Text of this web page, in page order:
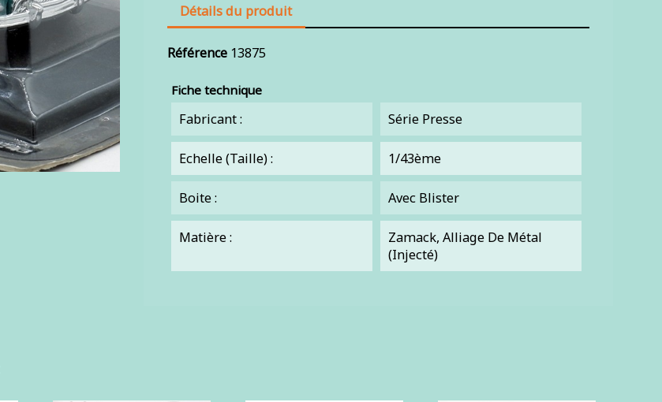
Détails du produit
Référence 13875
Fiche technique
Fabricant : Série Presse
Echelle (Taille) : 1/43ème
Boite : Avec Blister
Matière :
Zamack, Alliage De Métal
(injecté)